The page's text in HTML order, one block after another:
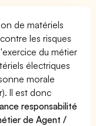
de matériels
les risques
du métier
électriques
morale
Il est donc
responsabilité
de Agent /